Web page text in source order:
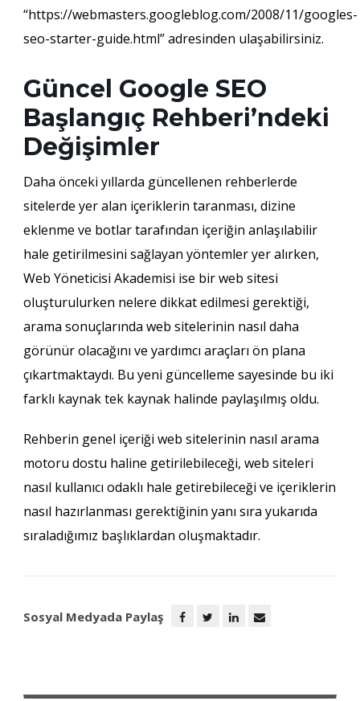
“https://webmasters.googleblog.com/2008/11/googles-
seo-starter-guide.html” adresinden ulaşabilirsiniz.
Güncel Google SEO
Başlangıç Rehberi’ndeki
Değişimler
Daha önceki yıllarda güncellenen rehberlerde
sitelerde yer alan içeriklerin taranması, dizine
eklenme ve botlar tarafından içeriğin anlaşılabilir
hale getirilmesini sağlayan yöntemler yer alırken,
Web Yöneticisi Akademisi ise bir web sitesi
oluşturulurken nelere dikkat edilmesi gerektiği,
arama sonuçlarında web sitelerinin nasıl daha
görünür olacağını ve yardımcı araçları ön plana
çıkartmaktaydı. Bu yeni güncelleme sayesinde bu iki
farklı kaynak tek kaynak halinde paylaşılmış oldu.
Rehberin genel içeriği web sitelerinin nasıl arama
motoru dostu haline getirilebileceği, web siteleri
nasıl kullanıcı odaklı hale getirebileceği ve içeriklerin
nasıl hazırlanması gerektiğinin yanı sıra yukarıda
sıraladığımız başlıklardan oluşmaktadır.
Sosyal Medyada Paylaş